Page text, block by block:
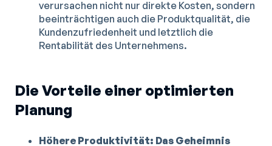
verursachen nicht nur direkte Kosten, sondern
beeinträchtigen auch die Produktqualität, die
Kundenzufriedenheit und letztlich die
Rentabilität des Unternehmens.
Die Vorteile einer optimierten
Planung
Höhere Produktivität: Das Geheimnis